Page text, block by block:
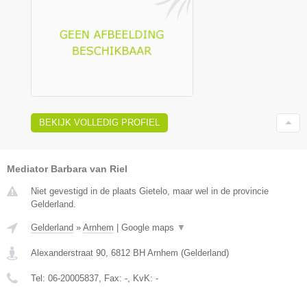
BEKIJK VOLLEDIG PROFIEL
Mediator Barbara van Riel
Niet gevestigd in de plaats Gietelo, maar wel in de provincie
Gelderland.
Gelderland » Arnhem Google maps ▼
Alexanderstraat 90, 6812 BH Arnhem (Gelderland)
Tel: 06-20005837, Fax: -, KvK: -